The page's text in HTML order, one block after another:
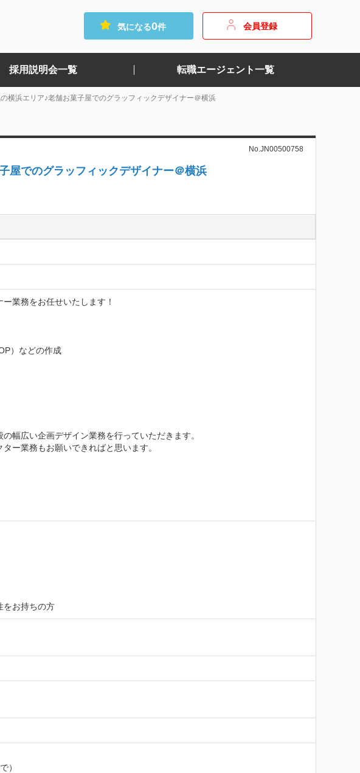
気になる0件 会員登録
採用説明会一覧 転職エージェント一覧
横浜エリア♪老舗お菓子屋でのグラッフィックデザイナー＠横浜
屋でのグラッフィックデザイナー＠横浜
No.JN00500758
業務をお任せいたします！
）などの作成
幅広い企画デザイン業務を行っていただきます。
ー業務もお願いできればと思います。
をお持ちの方
）